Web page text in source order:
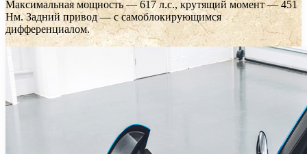
Максимальная мощность — 617 л.с., крутящий момент — 451
Нм. Задний привод — с самоблокирующимся
дифференциалом.